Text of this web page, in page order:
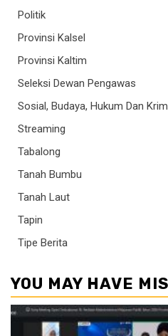
Politik
Provinsi Kalsel
Provinsi Kaltim
Seleksi Dewan Pengawas
Sosial, Budaya, Hukum Dan
Streaming
Tabalong
Tanah Bumbu
Tanah Laut
Tapin
Tipe Berita
YOU MAY HAVE